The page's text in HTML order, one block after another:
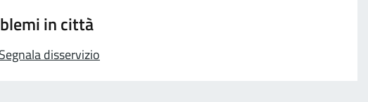
in città
Segnala disservizio